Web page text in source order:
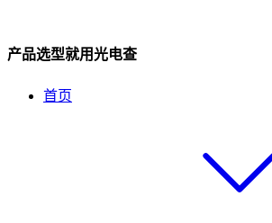
产品选型就用光电查
首页